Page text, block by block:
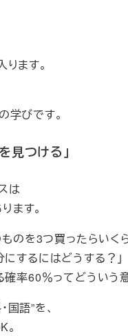
ます。
学びです。
見つける」
は
ます。
のを3つ買ったらいく
するにはどうする？」
率60％ってどういう
国語”を、